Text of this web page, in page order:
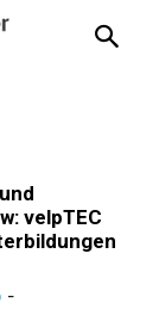
velpTEC
-